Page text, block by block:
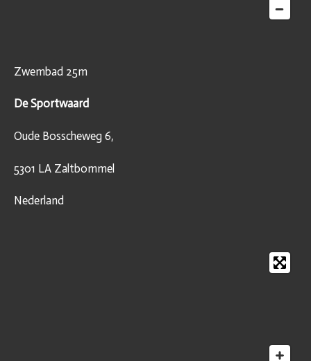
Zwembad 25m
De Sportwaard
Oude Bosscheweg 6,
5301 LA Zaltbommel
Nederland